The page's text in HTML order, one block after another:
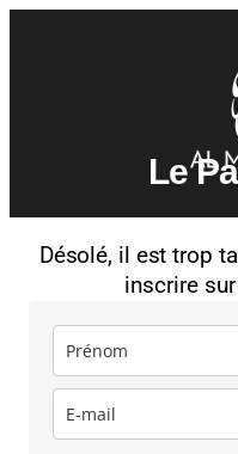
Le
Désolé, il est trop
inscrire